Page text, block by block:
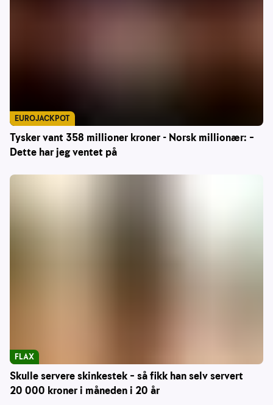
Tysker vant 358 millioner kroner - Norsk millionær: –
Dette har jeg ventet på
EUROJACKPOT
Skulle servere skinkestek – så fikk han selv servert
20 000 kroner i måneden i 20 år
FLAX